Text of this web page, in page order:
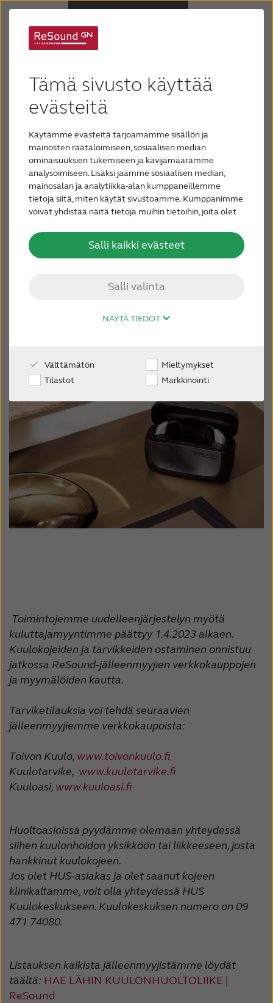
Tämä sivusto käyttää
evästeitä
Käytämme evästeitä tarjoamamme sisällön ja
mainosten räätälöimiseen, sosiaalisen median
ominaisuuksien tukemiseen ja kävijämäärämme
analysoimiseen. Lisäksi jaamme sosiaalisen median,
mainosalan ja analytiikka-alan kumppaneillemme
tietoja siitä, miten käytät sivustoamme. Kumppanimme
voivat yhdistää näitä tietoja muihin tietoihin, joita olet
heidän palvelujaan.
Salli valinta
Salli kaikki evästeet
NÄYTÄ TIEDOT
Välttämätön
Mieltymykset
Tilastot
Markkinointi
Kuulonalenema
Tuki & huolto
Miksi ReSound
Blogi
OTA YHTEYTTÄ
Australia Brasil
Danmark
Deutschland España
France India
International
Kazakhstan Korea
Suomi Sverige
Türkçe United Kingdom
United States
عربي
Tarviketilaus ja huolto
Kuulokojeita on monenlaisia ja niissä on
erilaiset sovitteet, esimerkiksi tippi,
ohutääniletku, kuuloke tai
vahasuoja.Yhteistä kaikille kuulokojeille on
kuitenkin se, että ne tulee pitää kuivina ja
niitä tulee huoltaa ja puhdistaa
huollossa. Lisätietoja on kuulokojeesi
käyttöohjeessa.Pyydä audionomia
sovitteet käyttöohjeeseen tai alla
Toimintojemme uudelleenjärjestelyn myötä
kuluttajamyyntimme päättyy 1.4.2023 alkaen.
Kuulokojeiden ja tarvikkeiden ostaminen onnistuu
jatkossa ReSound-jälleenmyyjien verkkokauppojen
ja myymälöiden kautta.
Tarviketilauksia voi tehdä seuraavien
jälleenmyyjiemme verkkokaupoista:
Toivon Kuulo, www.toivonkuulo.fi
Kuulotarvike, www.kuulotarvike.fi
Kuuloasi, www.kuuloasi.fi
Huoltoasioissa pyydämme olemaan yhteydessä
siihen kuulonhoidon yksikköön tai liikkeeseen, josta
hankkinut kuulokojeen.
Jos olet HUS-asiakas ja olet saanut kojeen
klinikaltamme, voit olla yhteydessä HUS
Kuulokeskukseen. Kuulokeskuksen numero on 09
471 74080.
Listauksen kaikista jälleenmyyjistämme löydät
täältä: HAE LÄHIN KUULONHUOLTOLIIKE |
ReSound